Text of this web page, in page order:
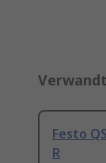
Festo
R